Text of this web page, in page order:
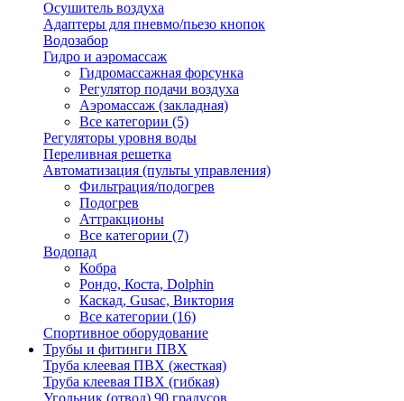
Осушитель воздуха
Адаптеры для пневмо/пьезо кнопок
Водозабор
Гидро и аэромассаж
Гидромассажная форсунка
Регулятор подачи воздуха
Аэромассаж (закладная)
Все категории (5)
Регуляторы уровня воды
Переливная решетка
Автоматизация (пульты управления)
Фильтрация/подогрев
Подогрев
Аттракционы
Все категории (7)
Водопад
Кобра
Рондо, Коста, Dolphin
Каскад, Gusac, Виктория
Все категории (16)
Спортивное оборудование
Трубы и фитинги ПВХ
Труба клеевая ПВХ (жесткая)
Труба клеевая ПВХ (гибкая)
Угольник (отвод) 90 градусов